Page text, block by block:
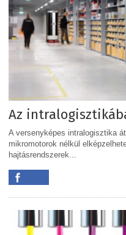
Az
A versenyképes intralogisztika
mikromotorok nélkül
hajtásrendszerek...